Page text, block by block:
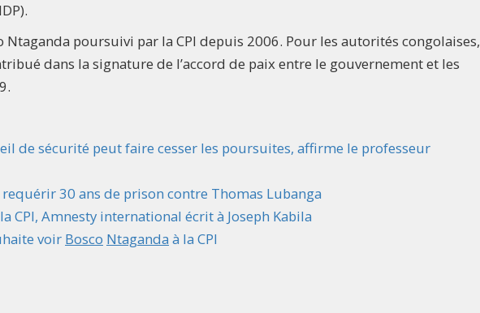
Ntaganda poursuivi par la CPI depuis 2006. Pour les autorités congolaises,
dans la signature de l’accord de paix entre le gouvernement et les
de sécurité peut faire cesser les poursuites, affirme le professeur
30 ans de prison contre Thomas Lubanga
CPI, Amnesty international écrit à Joseph Kabila
voir Bosco Ntaganda à la CPI